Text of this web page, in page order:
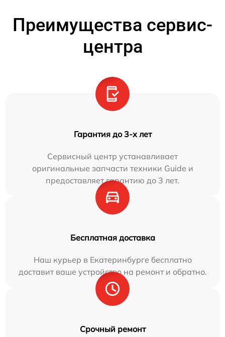
Преимущества сервис-
центра
Гарантия до 3-х лет
Сервисный центр устанавливает
оригинальные запчасти техники Guide и
предоставляет гарантию до 3 лет.
Бесплатная доставка
Наш курьер в Екатеринбурге бесплатно
доставит ваше устройство на ремонт и обратно.
Срочный ремонт